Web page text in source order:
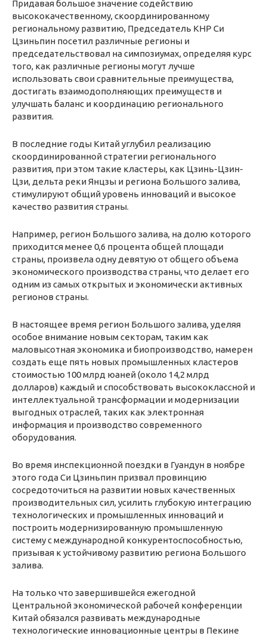
Придавая большое значение содействию
высококачественному, скоординированному
региональному развитию, Председатель КНР Си
Цзиньпин посетил различные регионы и
председательствовал на симпозиумах, определяя курс
того, как различные регионы могут лучше
использовать свои сравнительные преимущества,
достигать взаимодополняющих преимуществ и
улучшать баланс и координацию регионального
развития.
В последние годы Китай углубил реализацию
скоординированной стратегии регионального
развития, при этом такие кластеры, как Цзинь-Цзин-
Цзи, дельта реки Янцзы и региона Большого залива,
стимулируют общий уровень инноваций и высокое
качество развития страны.
Например, регион Большого залива, на долю которого
приходится менее 0,6 процента общей площади
страны, произвела одну девятую от общего объема
экономического производства страны, что делает его
одним из самых открытых и экономически активных
регионов страны.
В настоящее время регион Большого залива, уделяя
особое внимание новым секторам, таким как
маловысотная экономика и биопроизводство, намерен
создать еще пять новых промышленных кластеров
стоимостью 100 млрд юаней (около 14,2 млрд
долларов) каждый и способствовать высококлассной и
интеллектуальной трансформации и модернизации
выгодных отраслей, таких как электронная
информация и производство современного
оборудования.
Во время инспекционной поездки в Гуандун в ноябре
этого года Си Цзиньпин призвал провинцию
сосредоточиться на развитии новых качественных
производительных сил, усилить глубокую интеграцию
технологических и промышленных инноваций и
построить модернизированную промышленную
систему с международной конкурентоспособностью,
призывая к устойчивому развитию региона Большого
залива.
На только что завершившейся ежегодной
Центральной экономической рабочей конференции
Китай обязался развивать международные
технологические инновационные центры в Пекине